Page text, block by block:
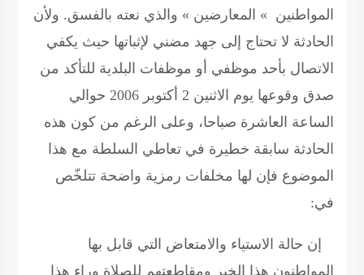
المواطنين » المعارضين » والذي نعته بالفسق. ولأن
الحادثة لا تحتاج إلى جهد مضني لإثباتها حيث يكفي
الاتصال بأحد موظفي أو موظفات البلدية للتأكد من
صدق وقوعها يوم الاثنين 2 أكتوبر 2006 حوالي
الساعة العاشرة صباحا، وعلى الرغم من كون هذه
الحادثة سابقة خطيرة في تعاطي السلطة مع هذا
الموضوع فإن لها مخلفات رمزية واضحة تتلخّص
في:
إن حالة الاستياء والامتعاض التي قابل بها
المواطنون هذا الخبر ومقاطعتهم للصلاة وراء هذا